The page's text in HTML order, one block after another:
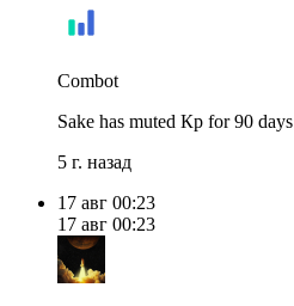
Combot
Sake has muted Кр for 90 days
5 г. назад
17 авг 00:23
17 авг 00:23